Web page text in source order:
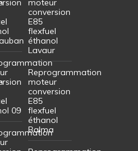
09
moteur
conversion
E85
flexfuel
éthanol
Lavaur
Reprogrammation
moteur
conversion
E85
flexfuel
éthanol
Balma